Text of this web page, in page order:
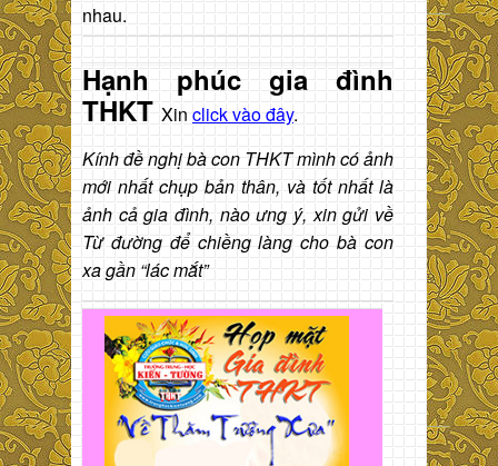
nhau.
Hạnh phúc gia đình
THKT Xin click vào đây.
Kính đề nghị bà con THKT mình có ảnh
mới nhất chụp bản thân, và tốt nhất là
ảnh cả gia đình, nào ưng ý, xin gửi về
Từ đường để chiềng làng cho bà con
xa gần “lác mắt”